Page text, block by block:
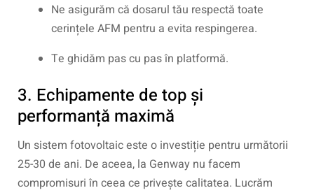
Ne asigurăm că dosarul tău respectă toate
cerințele AFM pentru a evita respingerea.
Te ghidăm pas cu pas în platformă.
3. Echipamente de top și
performanță maximă
Un sistem fotovoltaic este o investiție pentru următorii
25-30 de ani. De aceea, la Genway nu facem
compromisuri în ceea ce privește calitatea. Lucrăm